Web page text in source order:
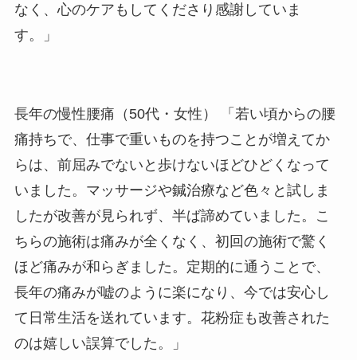
なく、心のケアもしてくださり感謝していま
す。」
長年の慢性腰痛（50代・女性）
「若い頃からの腰
痛持ちで、仕事で重いものを持つことが増えてか
らは、前屈みでないと歩けないほどひどくなって
いました。マッサージや鍼治療など色々と試しま
したが改善が見られず、半ば諦めていました。こ
ちらの施術は痛みが全くなく、初回の施術で驚く
ほど痛みが和らぎました。定期的に通うことで、
長年の痛みが嘘のように楽になり、今では安心し
て日常生活を送れています。花粉症も改善された
のは嬉しい誤算でした。」